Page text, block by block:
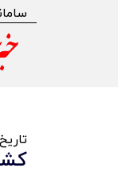
تاریخ خبر :
کشف ۷۷ قبضه سلاح